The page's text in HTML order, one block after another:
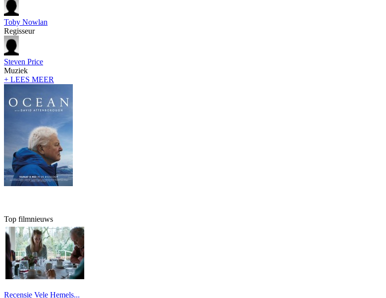
Toby Nowlan
Regisseur
Steven Price
Muziek
+ LEES MEER
Top filmnieuws
Recensie Vele Hemels...